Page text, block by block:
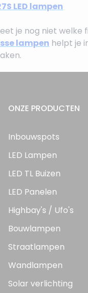
LED lampen
je nog niet welke
lampen helpt je
ONZE PRODUCTEN
Inbouwspots
LED Lampen
LED TL Buizen
LED Panelen
Highbay's / Ufo's
Bouwlampen
Straatlampen
Wandlampen
Solar verlichting